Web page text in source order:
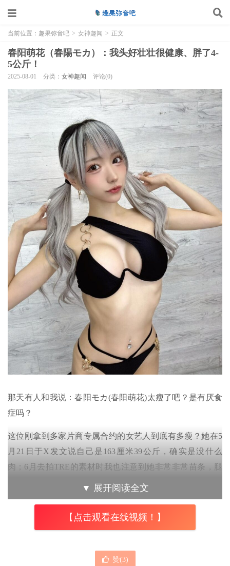
当前位置： 趣果弥音吧 > 女神趣闻 > 正文
春阳萌花（春陽モカ）：我头好壮壮很健康、胖了4-
5公斤！
2025-08-01 分类： 女神趣闻 评论(0)
那天有人和我说：春阳モカ(春阳萌花)太瘦了吧？是有厌食
症吗？
这位刚拿到多家片商专属合约的女艺人到底有多瘦？她在5
月21日于X发文说自己是163厘米39公斤，确实是没什么
肉；6月去拍TRE的素材时我也注意到她非常非常苗条，腿
所以，她真的有厌食症？
其实不只台湾粉丝啦，日本也很多人在问，所以春阳モカ
没有吃了又吐，身体非常健康，体重比起之前生病最瘦时还
▼ 展开阅读全文
【点击观看在线视频！】
赞(3)